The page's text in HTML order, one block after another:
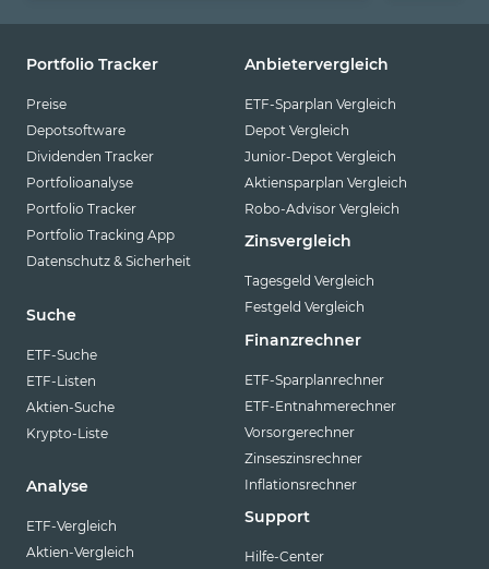
Portfolio Tracker
Preise
Depotsoftware
Dividenden Tracker
Portfolioanalyse
Portfolio Tracker
Portfolio Tracking App
Datenschutz & Sicherheit
Suche
ETF-Suche
ETF-Listen
Aktien-Suche
Krypto-Liste
Analyse
ETF-Vergleich
Aktien-Vergleich
Anbietervergleich
ETF-Sparplan Vergleich
Depot Vergleich
Junior-Depot Vergleich
Aktiensparplan Vergleich
Robo-Advisor Vergleich
Zinsvergleich
Tagesgeld Vergleich
Festgeld Vergleich
Finanzrechner
ETF-Sparplanrechner
ETF-Entnahmerechner
Vorsorgerechner
Zinseszinsrechner
Inflationsrechner
Support
Hilfe-Center